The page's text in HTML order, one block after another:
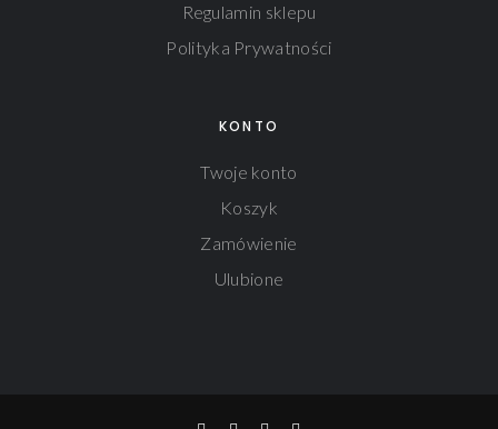
Regulamin sklepu
Polityka Prywatności
KONTO
Twoje konto
Koszyk
Zamówienie
Ulubione